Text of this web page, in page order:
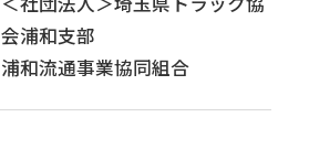
会浦和支部
浦和流通事業協同組合